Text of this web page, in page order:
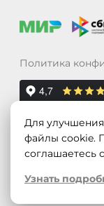
Политика
Для
файлы cookie.
соглашаетесь
Узнать